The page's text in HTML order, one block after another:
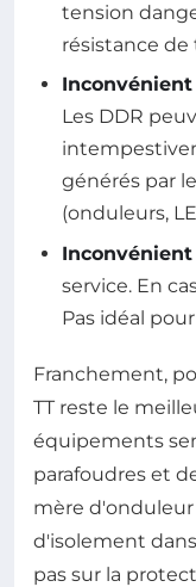
tension
résistance de
Inconvénient
Les DDR
générés par
(onduleurs,
Inconvénient
service. En
Pas idéal
Franchement,
TT reste le
équipements
parafoudres et
mère
d'isolement
pas sur la